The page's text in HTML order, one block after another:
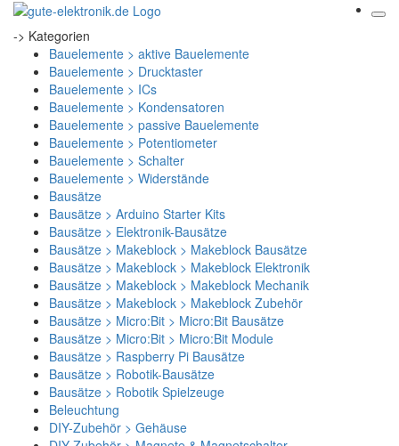
-> Kategorien
Bauelemente > aktive Bauelemente
Bauelemente > Drucktaster
Bauelemente > ICs
Bauelemente > Kondensatoren
Bauelemente > passive Bauelemente
Bauelemente > Potentiometer
Bauelemente > Schalter
Bauelemente > Widerstände
Bausätze
Bausätze > Arduino Starter Kits
Bausätze > Elektronik-Bausätze
Bausätze > Makeblock > Makeblock Bausätze
Bausätze > Makeblock > Makeblock Elektronik
Bausätze > Makeblock > Makeblock Mechanik
Bausätze > Makeblock > Makeblock Zubehör
Bausätze > Micro:Bit > Micro:Bit Bausätze
Bausätze > Micro:Bit > Micro:Bit Module
Bausätze > Raspberry Pi Bausätze
Bausätze > Robotik-Bausätze
Bausätze > Robotik Spielzeuge
Beleuchtung
DIY-Zubehör > Gehäuse